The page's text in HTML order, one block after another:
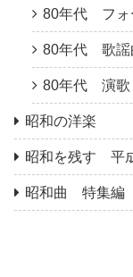
80年代 フォ
80年代 歌謡
80年代 演歌
昭和の洋楽
昭和を残す 平
昭和曲 特集編